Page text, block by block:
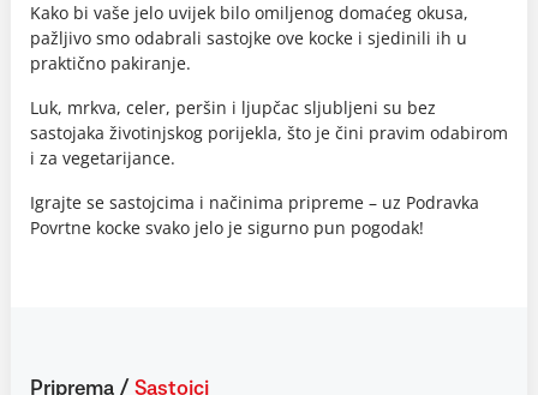
Kako bi vaše jelo uvijek bilo omiljenog domaćeg okusa,
pažljivo smo odabrali sastojke ove kocke i sjedinili ih u
praktično pakiranje.
Luk, mrkva, celer, peršin i ljupčac sljubljeni su bez
sastojaka životinjskog porijekla, što je čini pravim odabirom
i za vegetarijance.
Igrajte se sastojcima i načinima pripreme – uz Podravka
Povrtne kocke svako jelo je sigurno pun pogodak!
Priprema / Sastojci